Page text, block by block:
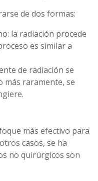
de dos formas:
la radiación procede
es similar a
de radiación se
más raramente, se
más efectivo para
casos, se ha
no quirúrgicos son